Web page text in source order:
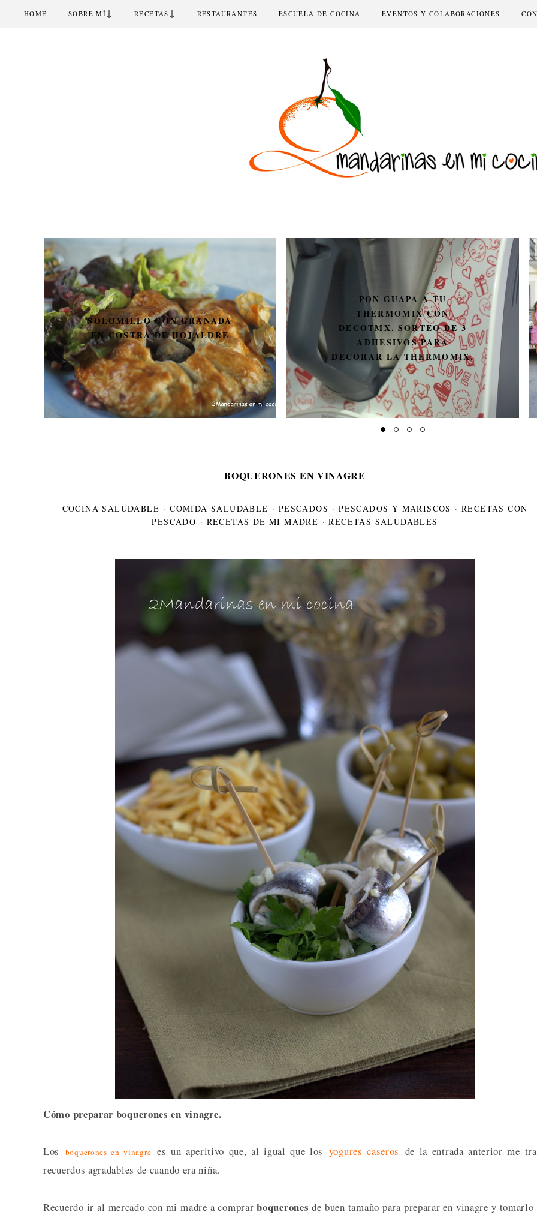
HOME SOBRE MÍ↓ RECETAS ↓ RESTAURANTES ESCUELA DE COCINA EVENTOS Y COLABORACIONES
PON GUAPA A TU
THERMOMIX CON
DECOTMX. SORTEO DE 3
ADHESIVOS PARA
DECORAR LA THERMOMIX.
UN MÍNIMO PARÉNTESIS
BOQUERONES EN VINAGRE
COCINA SALUDABLE ·COMIDA SALUDABLE · PESCADOS ·PESCADOS Y MARISCOS ·RECETAS CON
PESCADO · RECETAS DE MI MADRE ·RECETAS SALUDABLES
Cómo preparar boquerones en vinagre.
Los boquerones en vinagre es un aperitivo que, al igual que los yogures caseros de la entrada anterior me
recuerdos agradables de cuando era niña.
Recuerdo ir al mercado con mi madre a comprarboquerones de buen tamaño para preparar en vinagre y tomarlo